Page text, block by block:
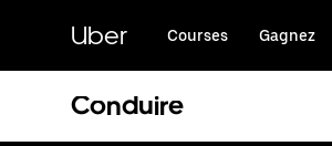
principal
Uber Courses Gagnez
Conduire